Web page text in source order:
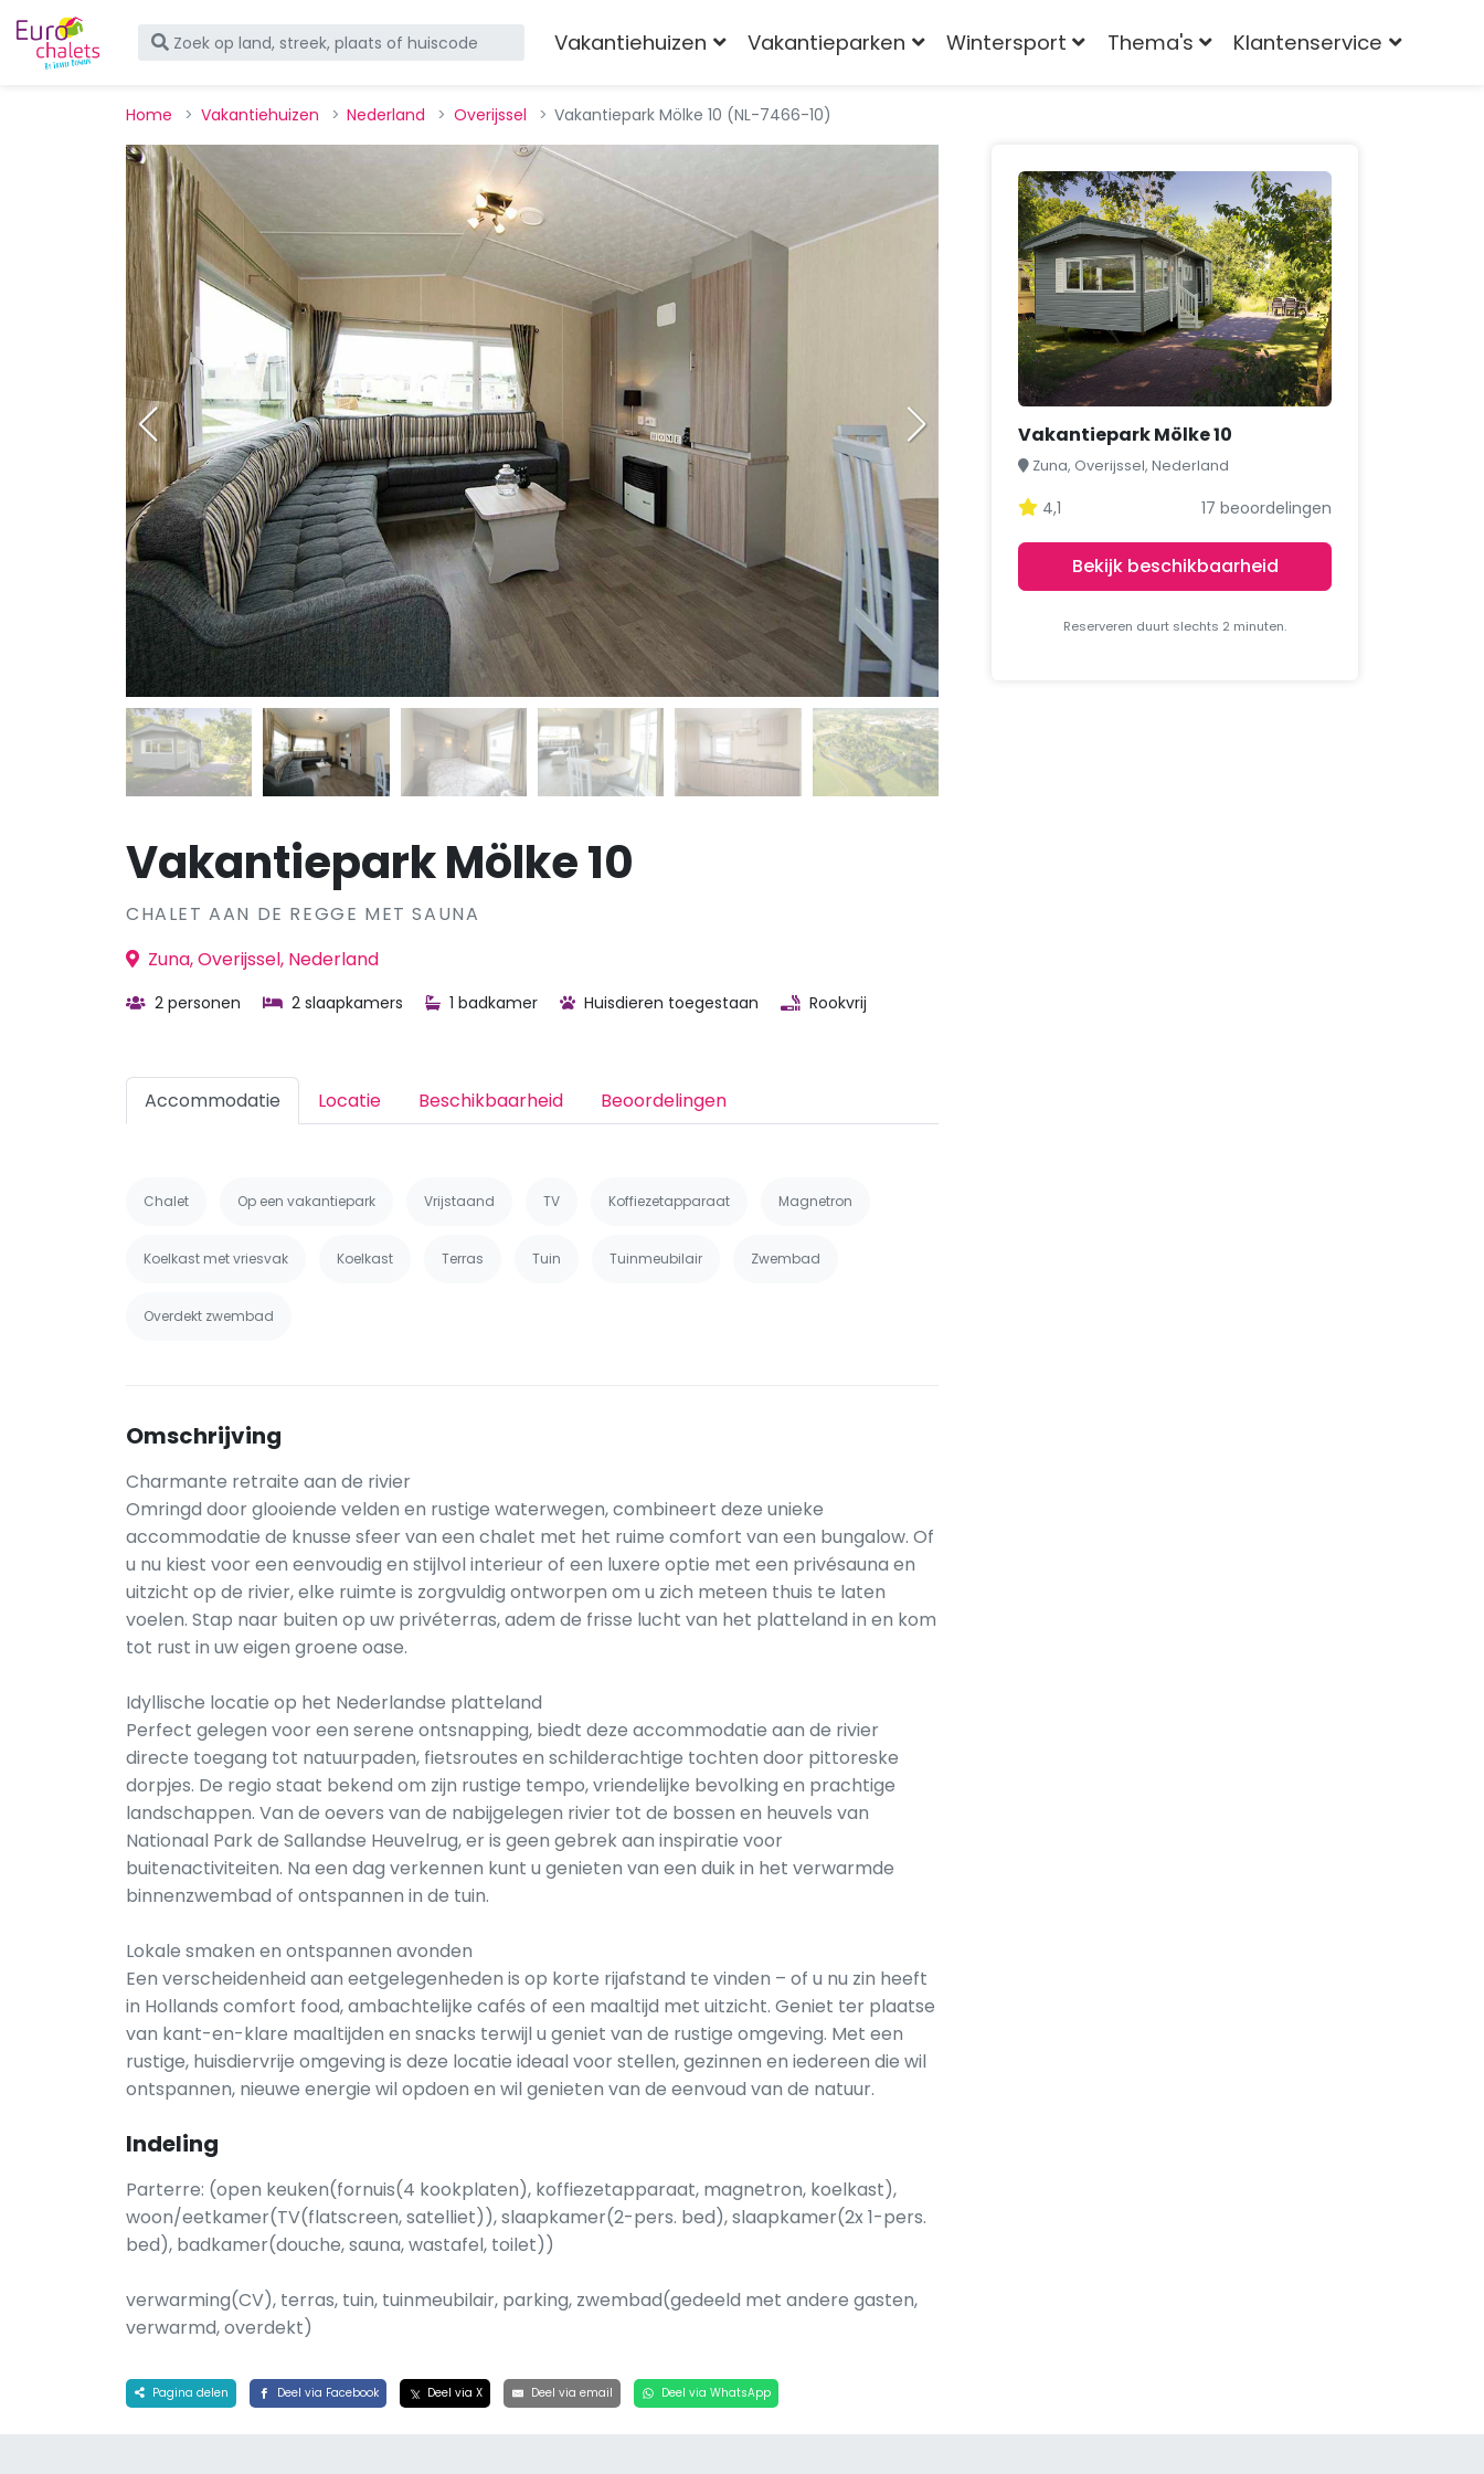
Vakantiehuizen Vakantieparken Wintersport Thema's Klantenservice
Home Vakantiehuizen Nederland Overijssel Vakantiepark Mölke 10 (NL-7466-10)
Vakantiepark Mölke 10
CHALET AAN DE REGGE MET SAUNA
Zuna, Overijssel, Nederland
2 personen 2 slaapkamers 1 badkamer Huisdieren toegestaan Rookvrij
Accommodatie Locatie Beschikbaarheid Beoordelingen
Chalet Op een vakantiepark Vrijstaand TV Koffiezetapparaat Magnetron
Koelkast met vriesvak Koelkast Terras Tuin Tuinmeubilair Zwembad
Overdekt zwembad
Omschrijving
Charmante retraite aan de rivier
Omringd door glooiende velden en rustige waterwegen, combineert deze unieke
accommodatie de knusse sfeer van een chalet met het ruime comfort van een bungalow. Of
u nu kiest voor een eenvoudig en stijlvol interieur of een luxere optie met een privésauna en
uitzicht op de rivier, elke ruimte is zorgvuldig ontworpen om u zich meteen thuis te laten
voelen. Stap naar buiten op uw privéterras, adem de frisse lucht van het platteland in en kom
tot rust in uw eigen groene oase.
Idyllische locatie op het Nederlandse platteland
Perfect gelegen voor een serene ontsnapping, biedt deze accommodatie aan de rivier
directe toegang tot natuurpaden, fietsroutes en schilderachtige tochten door pittoreske
dorpjes. De regio staat bekend om zijn rustige tempo, vriendelijke bevolking en prachtige
landschappen. Van de oevers van de nabijgelegen rivier tot de bossen en heuvels van
Nationaal Park de Sallandse Heuvelrug, er is geen gebrek aan inspiratie voor
buitenactiviteiten. Na een dag verkennen kunt u genieten van een duik in het verwarmde
binnenzwembad of ontspannen in de tuin.
Lokale smaken en ontspannen avonden
Een verscheidenheid aan eetgelegenheden is op korte rijafstand te vinden – of u nu zin heeft
in Hollands comfort food, ambachtelijke cafés of een maaltijd met uitzicht. Geniet ter plaatse
van kant-en-klare maaltijden en snacks terwijl u geniet van de rustige omgeving. Met een
rustige, huisdiervrije omgeving is deze locatie ideaal voor stellen, gezinnen en iedereen die wil
ontspannen, nieuwe energie wil opdoen en wil genieten van de eenvoud van de natuur.
Indeling
Parterre: (open keuken(fornuis(4 kookplaten), koffiezetapparaat, magnetron, koelkast),
woon/eetkamer(TV(flatscreen, satelliet)), slaapkamer(2-pers. bed), slaapkamer(2x 1-pers.
bed), badkamer(douche, sauna, wastafel, toilet))
verwarming(CV), terras, tuin, tuinmeubilair, parking, zwembad(gedeeld met andere gasten,
verwarmd, overdekt)
Pagina delen Deel via Facebook Deel via X Deel via email Deel via WhatsApp
Vakantiepark Mölke 10
Zuna, Overijssel, Nederland
4,1 17 beoordelingen
Bekijk beschikbaarheid
Reserveren duurt slechts 2 minuten.